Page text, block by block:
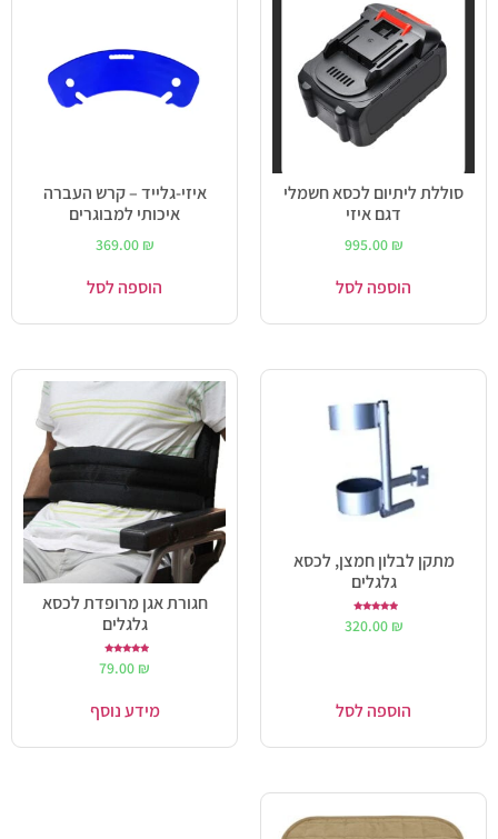
סוללת ליתיום לכסא חשמלי
דגם איזי
995.00 ₪
הוספה לסל
איזי-גלייד – קרש העברה
איכותי למבוגרים
369.00 ₪
הוספה לסל
מתקן לבלון חמצן, לכסא
גלגלים
5.00
320.00 ₪
הוספה לסל
חגורת אגן מרופדת לכסא
גלגלים
5.00
79.00 ₪
מידע נוסף